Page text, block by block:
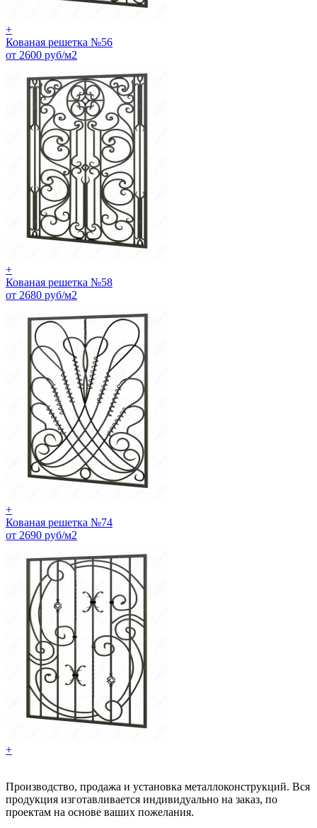
+
Кованая решетка №56
от 2600 руб/м2
+
Кованая решетка №58
от 2680 руб/м2
+
Кованая решетка №74
от 2690 руб/м2
+
Производство, продажа и установка металлоконструкций. Вся
продукция изготавливается индивидуально на заказ, по
проектам на основе ваших пожелания.